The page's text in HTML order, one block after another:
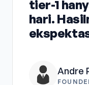
tier-1
hari.
Andre